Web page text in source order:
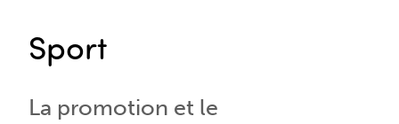
Sport
La promotion et le